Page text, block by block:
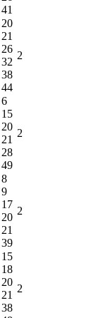
41
20
21
26
32
38
44
2
6
15
20
21
28
49
2
8
9
17
20
21
39
2
15
18
20
21
38
2